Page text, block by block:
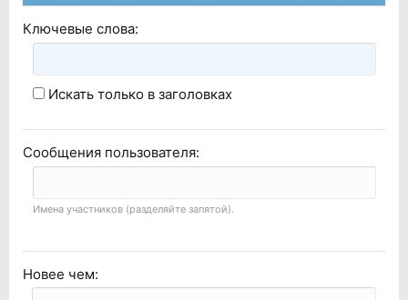
Ключевые слова:
Искать только в заголовках
Сообщения пользователя:
Имена участников (разделяйте запятой).
Новее чем: